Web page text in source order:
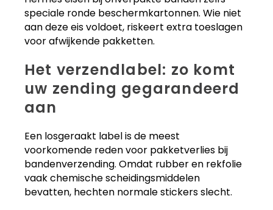
speciale ronde beschermkartonnen. Wie niet
aan deze eis voldoet, riskeert extra toeslagen
voor afwijkende pakketten.
Het verzendlabel: zo komt
uw zending gegarandeerd
aan
Een losgeraakt label is de meest
voorkomende reden voor pakketverlies bij
bandenverzending. Omdat rubber en rekfolie
vaak chemische scheidingsmiddelen
bevatten, hechten normale stickers slecht.